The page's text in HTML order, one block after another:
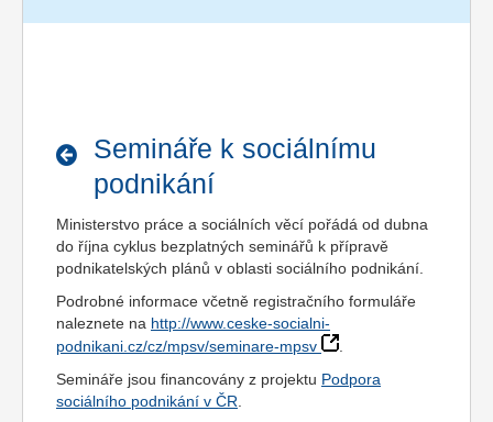
Semináře k sociálnímu
podnikání
Ministerstvo práce a sociálních věcí pořádá od dubna
do října cyklus bezplatných seminářů k přípravě
podnikatelských plánů v oblasti sociálního podnikání.
Podrobné informace včetně registračního formuláře
naleznete na http://www.ceske-socialni-
podnikani.cz/cz/mpsv/seminare-mpsv
Semináře jsou financovány z projektu Podpora
sociálního podnikání v ČR